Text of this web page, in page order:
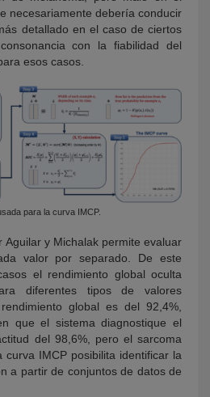
necesariamente debería conducir
detallado en el caso de ciertos
con la fiabilidad del
esos casos.
para la curva IMCP.
Aguilar y Michalak permite evaluar
valor por separado. De este
el rendimiento global oculta
diferentes tipos de valores
global es del 92,4%,
que el sistema diagnostique el
del 98,6%, pero el sarcoma
IMCP posibilita identificar la
a partir de conjuntos de datos de